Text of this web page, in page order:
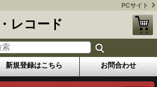
PCサイト
レコード
新規登録はこちら お問合わせ